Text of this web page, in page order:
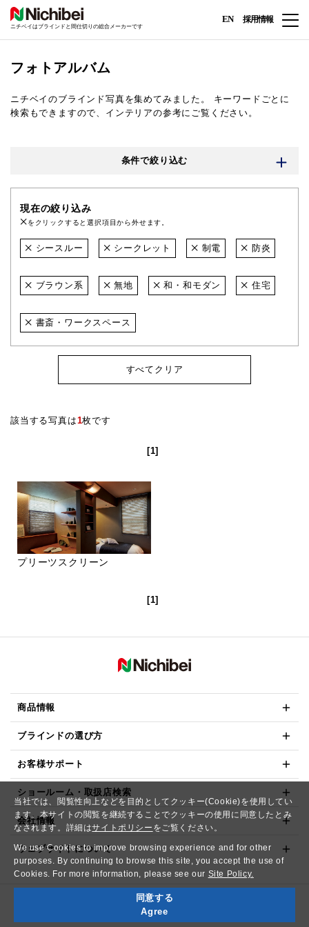
当社では、閲覧性向上などを目的としてクッキー(Cookie)を使用してい
ます。本サイトの閲覧を継続することでクッキーの使用に同意したとみ
なされます。詳細はサイトポリシー をご覧ください。
We use Cookies to improve browsing experience and for other
purposes. By continuing to browse this site, you accept the use of
Cookies. For more information, please see our Site Policy.
同意する
Agree
ニチベイはブラインドと間仕切りの総合メーカーです
EN 採用情報
フォトアルバム
ニチベイのブラインド写真を集めてみました。
キーワードごとに
検索もできますので、インテリアの参考にご覧ください。
条件で絞り込む
現在の絞り込み
をクリックすると選択項目から外せます。
シースルー シークレット 制電 防炎
ブラウン系 無地 和・和モダン 住宅
書斎・ワークスペース
すべてクリア
該当する写真は1枚です
[1]
プリーツスクリーン
[1]
商品情報
ブラインドの選び方
お客様サポート
ショールーム・取扱店検索
会社情報
ウェブサイトについて
Copyright© NICHIBEI CO.,LTD. All Rights Reserved.